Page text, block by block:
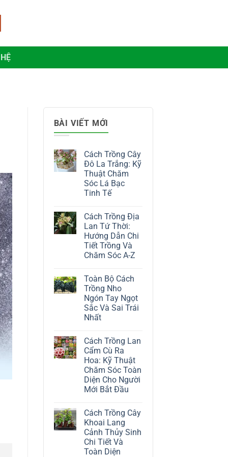
BÀI VIẾT MỚI
Cách Trồng Cây
Đô La Trắng: Kỹ
Thuật Chăm
Sóc Lá Bạc
Tinh Tế
bình
luận
ở
Cách
Trồng
Cây
Đô
Kỹ
Thuật
Chăm
Sóc
Lá
Bạc
Tinh
Cách Trồng Địa
Lan Tứ Thời:
Hướng Dẫn Chi
Tiết Trồng Và
Chăm Sóc A-Z
bình
luận
Cách
Trồng
Địa
Lan
Hướng
Dẫn
Chi
Tiết
Trồng
Và
Chăm
Sóc
A-
Toàn Bộ Cách
Trồng Nho
Ngón Tay Ngọt
Sắc Và Sai Trái
Nhất
bình
luận
ở
Toàn
Bộ
Cách
Trồng
Nho
Ngón
Sắc
Và
Sai
Trái
Nhất
Cách Trồng Lan
Cẩm Cù Ra
Hoa: Kỹ Thuật
Chăm Sóc Toàn
Diện Cho Người
Mới Bắt Đầu
bình
luận
ở
Cách
Trồng
Lan
Cẩm
Cách Trồng Cây
Khoai Lang
Cảnh Thủy Sinh
Chi Tiết Và
Toàn Diện